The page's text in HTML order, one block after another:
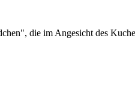
die im Angesicht des